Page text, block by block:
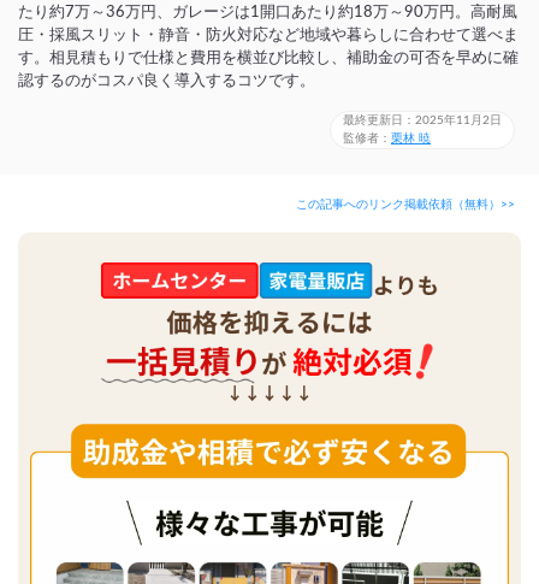
たり約7万～36万円、ガレージは1開口あたり約18万～90万円。高耐風
圧・採風スリット・静音・防火対応など地域や暮らしに合わせて選べま
す。相見積もりで仕様と費用を横並び比較し、補助金の可否を早めに確
認するのがコスパ良く導入するコツです。
最終更新日：2025年11月2日
監修者： 栗林 暁
この記事へのリンク掲載依頼（無料）>>